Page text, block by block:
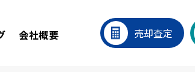
会社概要 売却査定